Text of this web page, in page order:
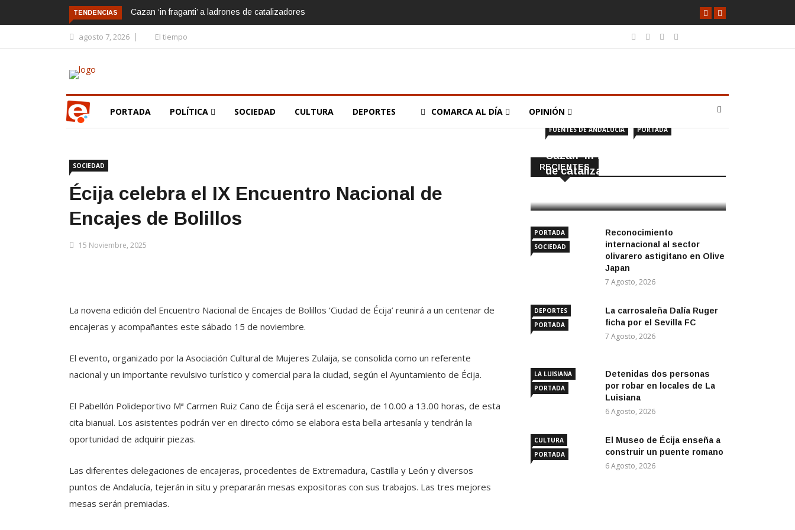
TENDENCIAS Cazan ‘in fraganti’ a ladrones de catalizadores
agosto 7, 2026 El tiempo
PORTADA POLÍTICA SOCIEDAD CULTURA DEPORTES COMARCA AL DÍA OPINIÓN
SOCIEDAD
Écija celebra el IX Encuentro Nacional de
Encajes de Bolillos
15 Noviembre, 2025
La novena edición del Encuentro Nacional de Encajes de Bolillos ‘Ciudad de Écija’ reunirá a un centenar de
encajeras y acompañantes este sábado 15 de noviembre.
El evento, organizado por la Asociación Cultural de Mujeres Zulaija, se consolida como un referente
nacional y un importante revulsivo turístico y comercial para la ciudad, según el Ayuntamiento de Écija.
El Pabellón Polideportivo Mª Carmen Ruiz Cano de Écija será el escenario, de 10.00 a 13.00 horas, de esta
cita bianual. Los asistentes podrán ver en directo cómo se elabora esta bella artesanía y tendrán la
oportunidad de adquirir piezas.
Las diferentes delegaciones de encajeras, procedentes de Extremadura, Castilla y León y diversos
puntos de Andalucía, tejerán in situ y prepararán mesas expositoras con sus trabajos. Las tres mejores
mesas serán premiadas.
RECIENTES
FUENTES DE ANDALUCÍA PORTADA
Cazan ‘in fraganti’ a ladrones
de catalizadores
PORTADA
SOCIEDAD
Reconocimiento
internacional al sector
olivarero astigitano en Olive
Japan
7 Agosto, 2026
DEPORTES
PORTADA
La carrosaleña Dalía Ruger
ficha por el Sevilla FC
7 Agosto, 2026
LA LUISIANA
PORTADA
Detenidas dos personas
por robar en locales de La
Luisiana
6 Agosto, 2026
CULTURA
PORTADA
El Museo de Écija enseña a
construir un puente romano
6 Agosto, 2026